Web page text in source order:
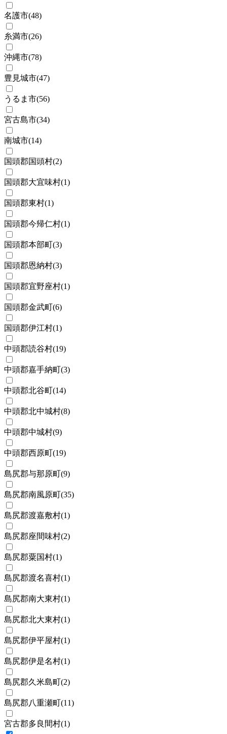
名護市(48)
糸満市(26)
沖縄市(78)
豊見城市(47)
うるま市(56)
宮古島市(34)
南城市(14)
国頭郡国頭村(2)
国頭郡大宜味村(1)
国頭郡東村(1)
国頭郡今帰仁村(1)
国頭郡本部町(3)
国頭郡恩納村(3)
国頭郡宜野座村(1)
国頭郡金武町(6)
国頭郡伊江村(1)
中頭郡読谷村(19)
中頭郡嘉手納町(3)
中頭郡北谷町(14)
中頭郡北中城村(8)
中頭郡中城村(9)
中頭郡西原町(19)
島尻郡与那原町(9)
島尻郡南風原町(35)
島尻郡渡嘉敷村(1)
島尻郡座間味村(2)
島尻郡粟国村(1)
島尻郡渡名喜村(1)
島尻郡南大東村(1)
島尻郡北大東村(1)
島尻郡伊平屋村(1)
島尻郡伊是名村(1)
島尻郡久米島町(2)
島尻郡八重瀬町(11)
宮古郡多良間村(1)